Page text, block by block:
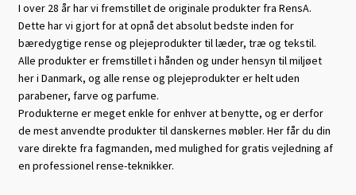
I over 28 år har vi fremstillet de originale produkter fra RensA.
Dette har vi gjort for at opnå det absolut bedste inden for
bæredygtige rense og plejeprodukter til læder, træ og tekstil.
Alle produkter er fremstillet i hånden og under hensyn til miljøet
her i Danmark, og alle rense og plejeprodukter er helt uden
parabener, farve og parfume.
Produkterne er meget enkle for enhver at benytte, og er derfor
de mest anvendte produkter til danskernes møbler. Her får du din
vare direkte fra fagmanden, med mulighed for gratis vejledning af
en professionel rense-teknikker.